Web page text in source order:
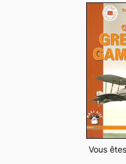
Vous